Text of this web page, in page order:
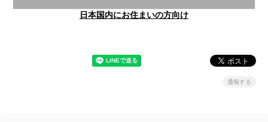
日本国内にお住まいの方向け
通報する